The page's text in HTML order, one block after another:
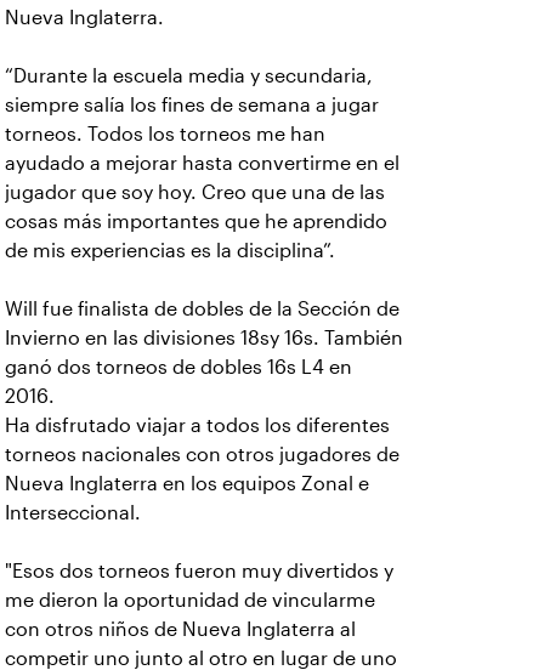
Nueva Inglaterra.
“Durante la escuela media y secundaria,
siempre salía los fines de semana a jugar
torneos. Todos los torneos me han
ayudado a mejorar hasta convertirme en el
jugador que soy hoy. Creo que una de las
cosas más importantes que he aprendido
de mis experiencias es la disciplina”.
Will fue finalista de dobles de la Sección de
Invierno en las divisiones 18sy 16s. También
ganó dos torneos de dobles 16s L4 en
2016.
Ha disfrutado viajar a todos los diferentes
torneos nacionales con otros jugadores de
Nueva Inglaterra en los equipos Zonal e
Interseccional.
"Esos dos torneos fueron muy divertidos y
me dieron la oportunidad de vincularme
con otros niños de Nueva Inglaterra al
competir uno junto al otro en lugar de uno